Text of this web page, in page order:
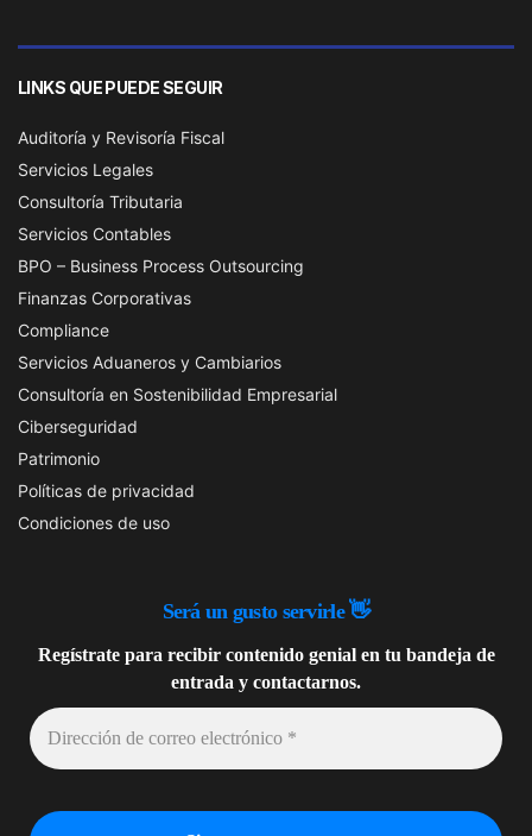
LINKS QUE PUEDE SEGUIR
Auditoría y Revisoría Fiscal
Servicios Legales
Consultoría Tributaria
Servicios Contables
BPO – Business Process Outsourcing
Finanzas Corporativas
Compliance
Servicios Aduaneros y Cambiarios
Consultoría en Sostenibilidad Empresarial
Ciberseguridad
Patrimonio
Políticas de privacidad
Condiciones de uso
Será un gusto servirle 👋
Regístrate para recibir contenido genial en tu bandeja de
entrada y contactarnos.